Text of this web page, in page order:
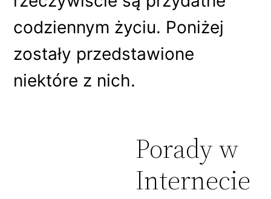
codziennym życiu. Poniżej
zostały przedstawione
niektóre z nich.
Porady w
Internecie